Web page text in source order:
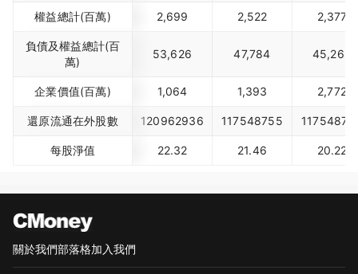
權益總計(百萬) 2,699 2,522 2,377
負債及權益總計(百
萬)
53,626 47,784 45,268
企業價值(百萬) 1,064 1,393 2,772
還原流通在外股數 120962936 117548755
每股淨值 22.32 21.46 20.22
關於我們部落格加入我們